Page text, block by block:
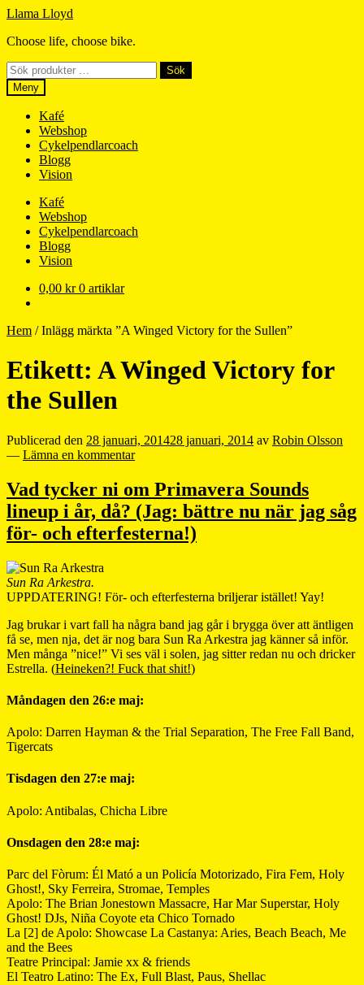
Hoppa
navigering
Hoppa
innehåll
Llama Lloyd
Choose life, choose bike.
Sök
efter:
Sök
Meny
Kafé
Webshop
Cykelpendlarcoach
Blogg
Vision
Kafé
Webshop
Cykelpendlarcoach
Blogg
Vision
0,00 kr 0 artiklar
Hem /Inlägg märkta ”A Winged Victory for the Sullen”
Etikett: A Winged Victory for
the Sullen
Publicerad den 28 januari, 201428 januari, 2014 av Robin Olsson
— Lämna en kommentar
Vad tycker ni om Primavera Sounds
lineup i år, då? (Jag: bättre nu när jag såg
för- och efterfesterna!)
Sun Ra Arkestra.
UPPDATERING! För- och efterfesterna briljerar istället! Yay!
Jag brukar i vart fall ha några band jag går i brygga över att äntligen
få se, men nja, det är nog bara Sun Ra Arkestra jag känner så inför.
Men många ”nice!” Vi ses väl i solen, jag sitter redan nu och dricker
Estrella. (Heineken?! Fuck that shit!)
Måndagen den 26:e maj:
Apolo: Darren Hayman & the Trial Separation, The Free Fall Band,
Tigercats
Tisdagen den 27:e maj:
Apolo: Antibalas, Chicha Libre
Onsdagen den 28:e maj:
Parc del Fòrum: Él Mató a un Policía Motorizado, Fira Fem, Holy
Ghost!, Sky Ferreira, Stromae, Temples
Apolo: The Brian Jonestown Massacre, Har Mar Superstar, Holy
Ghost! DJs, Niña Coyote eta Chico Tornado
La [2] de Apolo: Showcase La Castanya: Aries, Beach Beach, Me
and the Bees
Teatre Principal: Jamie xx & friends
El Teatro Latino: The Ex, Full Blast, Paus, Shellac